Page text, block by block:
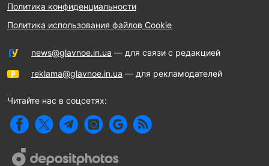
Политика конфиденциальности
Политика использования файлов Cookie
news@glavnoe.in.ua — для связи с редакцией
reklama@glavnoe.in.ua — для рекламодателей
Читайте нас в соцсетях: